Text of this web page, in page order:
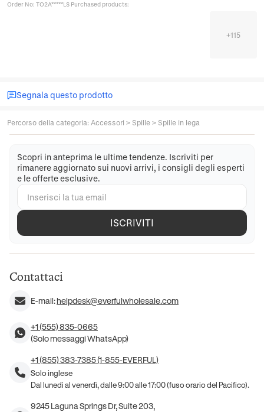
Order No: TO2A*****LS Purchased products:
+115
Segnala questo prodotto
Percorso della categoria: Accessori > Spille > Spille in lega
Scopri in anteprima le ultime tendenze. Iscriviti per
rimanere aggiornato sui nuovi arrivi, i consigli degli esperti
e le offerte esclusive.
ISCRIVITI
Contattaci
E-mail:helpdesk@everfulwholesale.com
+1 (555) 835-0665
(Solo messaggi WhatsApp)
+1 (855) 383-7385 (1-855-EVERFUL)
Solo inglese
Dal lunedì al venerdì, dalle 9:00 alle 17:00 (fuso orario del Pacifico).
9245 Laguna Springs Dr, Suite 203,